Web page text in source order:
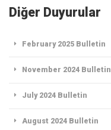
Diğer Duyurular
February 2025 Bulletin
November 2024 Bulletin
July 2024 Bulletin
August 2024 Bulletin